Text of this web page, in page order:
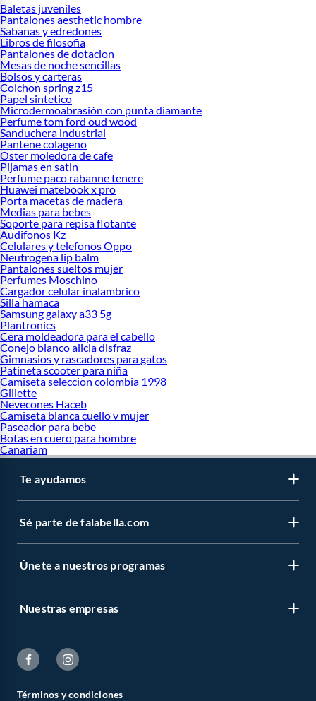
Baletas juveniles
Pantalones aesthetic hombre
Sabanas y edredones
Libros de filosofia
Pantalones de dotacion
Mesas de noche sencillas
Bolsos y carteras
Colchon spring z15
Papel sintetico
Microdermoabrasión con punta diamante
Perfume tom ford oud wood
Sanduchera industrial
Pantene colageno
Oster moledora de cafe
Pijamas en satin
Perfume paco rabanne tenere
Huawei matebook x pro
Porta macetas de madera
Medias para bebes
Soporte para repisa flotante
Audifonos Kz
Celulares y telefonos Oppo
Neutrogena lip balm
Pantalones sueltos mujer
Perfumes Moschino
Cargador celular inalambrico
Silla hamaca
Samsung galaxy a33 5g
Plantronics
Cera moldeadora para el cabello
Conejo blanco alicia disfraz
Gimnasios y rascadores para gatos
Patineta scooter para niña
Camiseta seleccion colombia 1998
Gillette
Nevecones Haceb
Camiseta blanca cuello v mujer
Paseador para bebe
Botas en cuero para hombre
Canariam
Te ayudamos
Sé parte de falabella.com
Únete a nuestros programas
Nuestras empresas
Términos y condiciones